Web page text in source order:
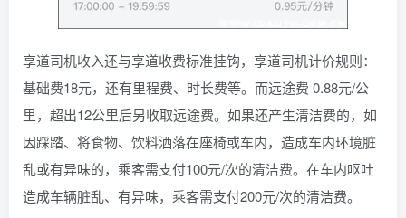
享道司机收入还与享道收费标准挂钩，享道司机计价规则：
基础费18元，还有里程费、时长费等。而远途费 0.88元/公
里，超出12公里后另收取远途费。如果还产生清洁费的，如
因踩踏、将食物、饮料洒落在座椅或车内，造成车内环境脏
乱或有异味的，乘客需支付100元/次的清洁费。在车内呕吐
造成车辆脏乱、有异味，乘客需支付200元/次的清洁费。